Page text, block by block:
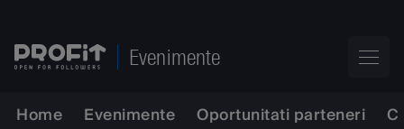
Evenimente
Home Evenimente Oportunitati parteneri